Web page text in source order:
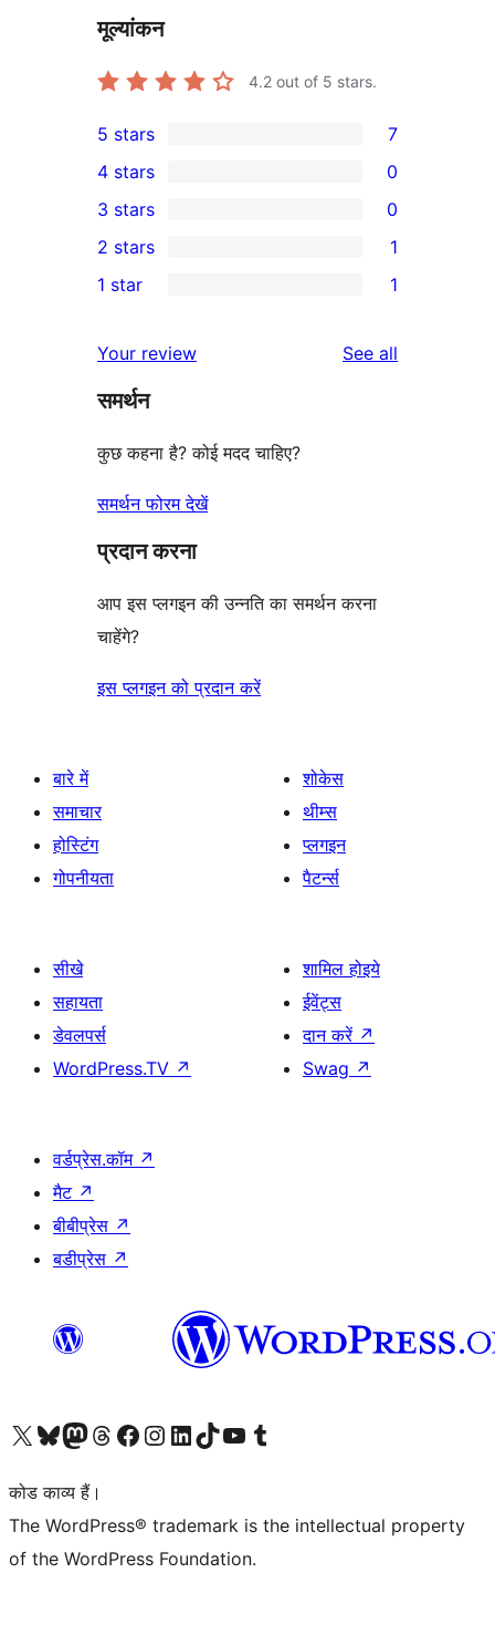
मूल्यांकन
4.2 out of 5 stars.
7
5-
star
reviews
5 stars 7
4-
star
reviews
4 stars 0
0
3-
star
3 stars 0
2-
review
2 stars 1
star
review
1 star 1
Your review See all
समर्थन
कुछ कहना है? कोई मदद चाहिए?
समर्थन फोरम देखें
प्रदान करना
आप इस प्लगइन की उन्नति का समर्थन करना
चाहेंगे?
इस प्लगइन को प्रदान करें
बारे में
समाचार
होस्टिंग
गोपनीयता
शोकेस
थीम्स
प्लगइन
पैटर्न्स
सीखे
सहायता
डेवलपर्स
WordPress.TV ↗
शामिल होइये
ईवेंट्स
दान करें ↗
Swag ↗
वर्डप्रेस.कॉम ↗
मैट ↗
बीबीप्रेस ↗
बडीप्रेस ↗
Visit our X (formerly Twitter) account
हमारे बलुस्की खाते पर जाएँVisit our Mastodon account
हमारे थ्रेड्स अकाउंट पर जाएंहमारे फेसबुक पेज पर जाएँहमारे इंस्टाग्राम अकाउंट पर जाएंहमारे लिंक्डइन खाते पर जाएँहमारे टिकटॉक खाते पर जाएँहमारे यूट्यूब चैनल पर जाएंहमारे Tumblr खाते पर जाएँ
कोड काव्य हैं।
The WordPress® trademark is the intellectual property
of the WordPress Foundation.